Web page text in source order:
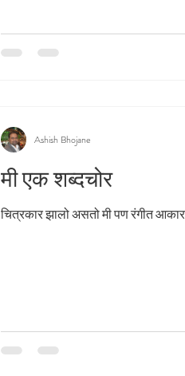
मी एक शब्दचोर
चित्रकार झालो असतो मी पण रंगीत
Ashish Bhojane